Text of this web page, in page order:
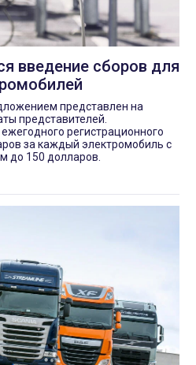
введение сборов для
представлен на
представителей.
регистрационного
за каждый электромобиль с
до 150 долларов.